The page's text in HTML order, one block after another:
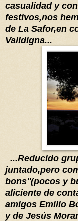
casualidad y
festivos,nos
de La Safor,en
Valldigna...
...Reducido
juntado,pero c
bons''(pocos y
aliciente de
amigos Emilio
y de Jesús